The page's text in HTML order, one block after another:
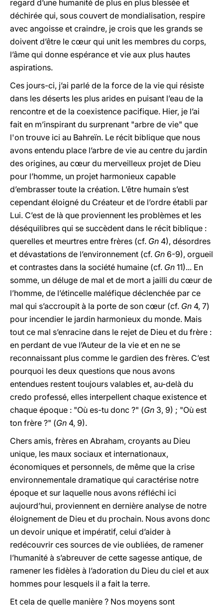
regard d’une humanité de plus en plus blessée et
déchirée qui, sous couvert de mondialisation, respire
avec angoisse et craindre, je crois que les grands se
doivent d’être le cœur qui unit les membres du corps,
l’âme qui donne espérance et vie aux plus hautes
aspirations.
Ces jours-ci, j’ai parlé de la force de la vie qui résiste
dans les déserts les plus arides en puisant l’eau de la
rencontre et de la coexistence pacifique. Hier, je l’ai
fait en m’inspirant du surprenant "arbre de vie" que
l'on trouve ici au Bahreïn. Le récit biblique que nous
avons entendu place l’arbre de vie au centre du jardin
des origines, au cœur du merveilleux projet de Dieu
pour l’homme, un projet harmonieux capable
d’embrasser toute la création. L’être humain s’est
cependant éloigné du Créateur et de l’ordre établi par
Lui. C’est de là que proviennent les problèmes et les
déséquilibres qui se succèdent dans le récit biblique :
querelles et meurtres entre frères (cf. Gn 4), désordres
et dévastations de l’environnement (cf. Gn 6-9), orgueil
et contrastes dans la société humaine (cf. Gn 11)... En
somme, un déluge de mal et de mort a jailli du cœur de
l’homme, de l’étincelle maléfique déclenchée par ce
mal qui s’accroupit à la porte de son cœur (cf. Gn 4, 7)
pour incendier le jardin harmonieux du monde. Mais
tout ce mal s’enracine dans le rejet de Dieu et du frère :
en perdant de vue l’Auteur de la vie et en ne se
reconnaissant plus comme le gardien des frères. C’est
pourquoi les deux questions que nous avons
entendues restent toujours valables et, au-delà du
credo professé, elles interpellent chaque existence et
chaque époque : "Où es-tu donc ?" (Gn 3, 9) ; "Où est
ton frère ?" (Gn 4, 9).
Chers amis, frères en Abraham, croyants au Dieu
unique, les maux sociaux et internationaux,
économiques et personnels, de même que la crise
environnementale dramatique qui caractérise notre
époque et sur laquelle nous avons réfléchi ici
aujourd’hui, proviennent en dernière analyse de notre
éloignement de Dieu et du prochain. Nous avons donc
un devoir unique et impératif, celui d’aider à
redécouvrir ces sources de vie oubliées, de ramener
l’humanité à s’abreuver de cette sagesse antique, de
ramener les fidèles à l’adoration du Dieu du ciel et aux
hommes pour lesquels il a fait la terre.
Et cela de quelle manière ? Nos moyens sont